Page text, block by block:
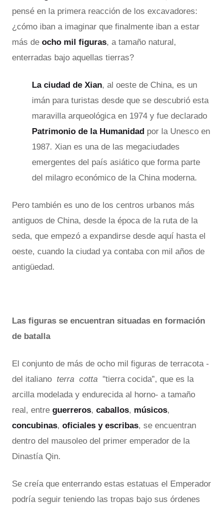
pensé en la primera reacción de los excavadores:
¿cómo iban a imaginar que finalmente iban a estar
más de ocho mil figuras, a tamaño natural,
enterradas bajo aquellas tierras?
La ciudad de Xian, al oeste de China, es un
imán para turistas desde que se descubrió esta
maravilla arqueológica en 1974 y fue declarado
Patrimonio de la Humanidad por la Unesco en
1987. Xian es una de las megaciudades
emergentes del país asiático que forma parte
del milagro económico de la China moderna.
Pero también es uno de los centros urbanos más
antiguos de China, desde la época de la ruta de la
seda, que empezó a expandirse desde aquí hasta el
oeste, cuando la ciudad ya contaba con mil años de
antigüedad.
Las figuras se encuentran situadas en formación
de batalla
El conjunto de más de ocho mil figuras de terracota -
del italiano terra cotta "tierra cocida”, que es la
arcilla modelada y endurecida al horno- a tamaño
real, entre guerreros, caballos, músicos,
concubinas, oficiales y escribas, se encuentran
dentro del mausoleo del primer emperador de la
Dinastía Qin.
Se creía que enterrando estas estatuas el Emperador
podría seguir teniendo las tropas bajo sus órdenes